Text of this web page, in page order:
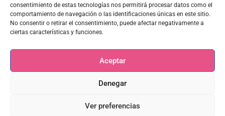
consentimiento de estas tecnologías nos permitirá procesar datos como el
comportamiento de navegación o las identificaciones únicas en este sitio.
No consentir o retirar el consentimiento, puede afectar negativamente a
ciertas características y funciones.
Aceptar
Denegar
Ver preferencias
Copyright © 2026 | Yo Soy Sanando
Aviso Legal
Política de Cookies